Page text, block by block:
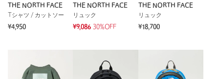
返品 対象商品 返品等について
サイズ 130cm 140cm 150cm 160cm
THE NORTH FACE
Tシャツ / カットソー
¥4,950
THE NORTH FACE
リュック
¥9,086 30%OFF
THE NORTH FACE
リュック
¥18,700